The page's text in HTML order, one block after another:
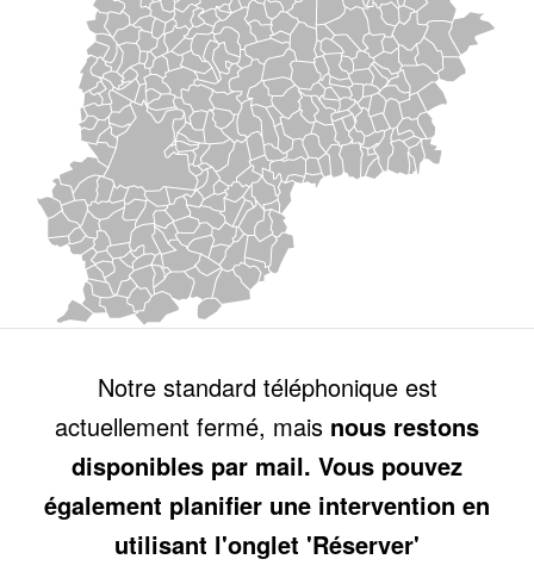
Notre standard téléphonique est
actuellement fermé, mais nous restons
disponibles par mail. Vous pouvez
également planifier une intervention en
utilisant l'onglet 'Réserver'